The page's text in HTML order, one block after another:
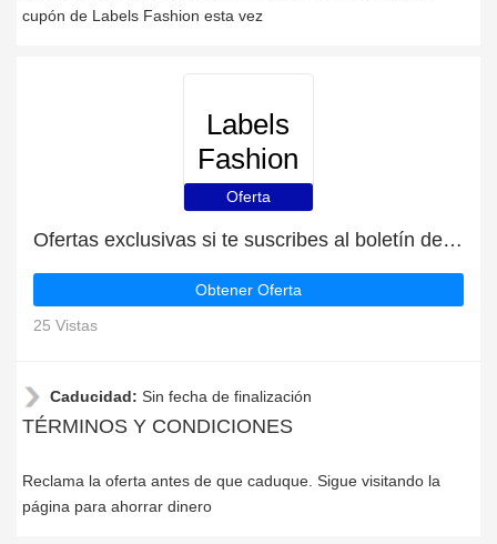
cupón de Labels Fashion esta vez
Labels
Fashion
Oferta
Ofertas exclusivas si te suscribes al boletín de Labels Fashion
Obtener Oferta
25 Vistas
Caducidad: Sin fecha de finalización
TÉRMINOS Y CONDICIONES
Reclama la oferta antes de que caduque. Sigue visitando la
página para ahorrar dinero